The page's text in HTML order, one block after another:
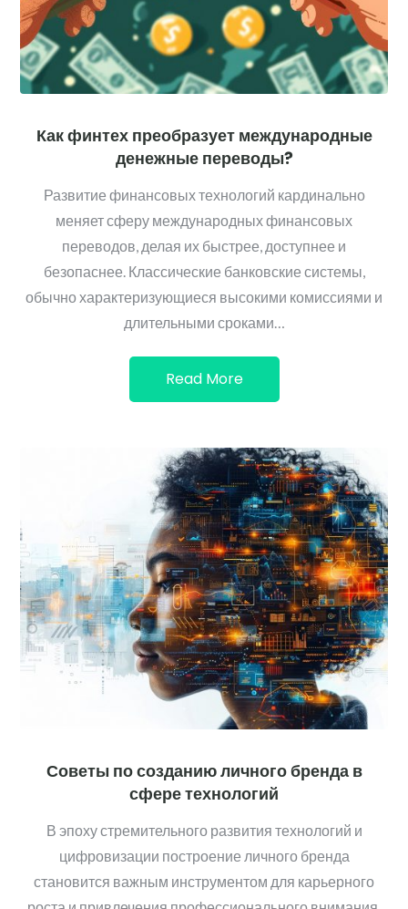
Как финтех преобразует международные
денежные переводы?
Развитие финансовых технологий кардинально
меняет сферу международных финансовых
переводов, делая их быстрее, доступнее и
безопаснее. Классические банковские системы,
обычно характеризующиеся высокими комиссиями и
длительными сроками…
Read More
Советы по созданию личного бренда в
сфере технологий
В эпоху стремительного развития технологий и
цифровизации построение личного бренда
становится важным инструментом для карьерного